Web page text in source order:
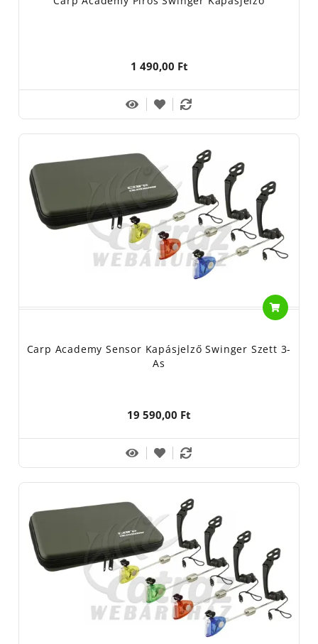
1 490,00 Ft
Carp Academy Sensor Kapásjelző Swinger Szett 3-
As
19 590,00 Ft